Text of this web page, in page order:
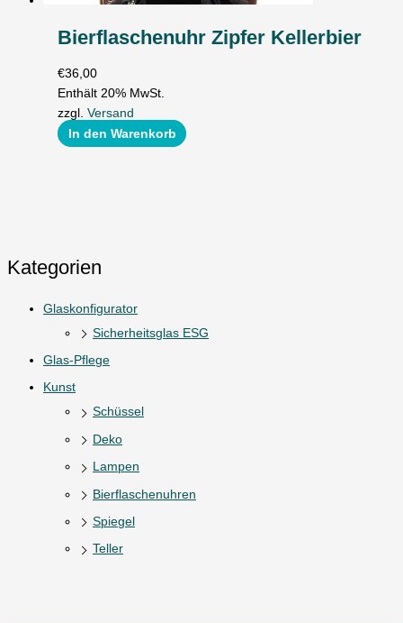
Kategorien
Glaskonfigurator
Sicherheitsglas ESG
Glas-Pflege
Kunst
Schüssel
Deko
Lampen
Bierflaschenuhren
Spiegel
Teller
Bierflaschenuhr Zipfer Kellerbier
€36,00
Enthält 20% MwSt.
zzgl.Versand
In den Warenkorb